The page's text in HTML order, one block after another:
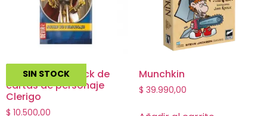
SIN STOCK
Hero Realms: Pack de
cartas de personaje
Clerigo
$ 10.500,00
Munchkin
$ 39.990,00